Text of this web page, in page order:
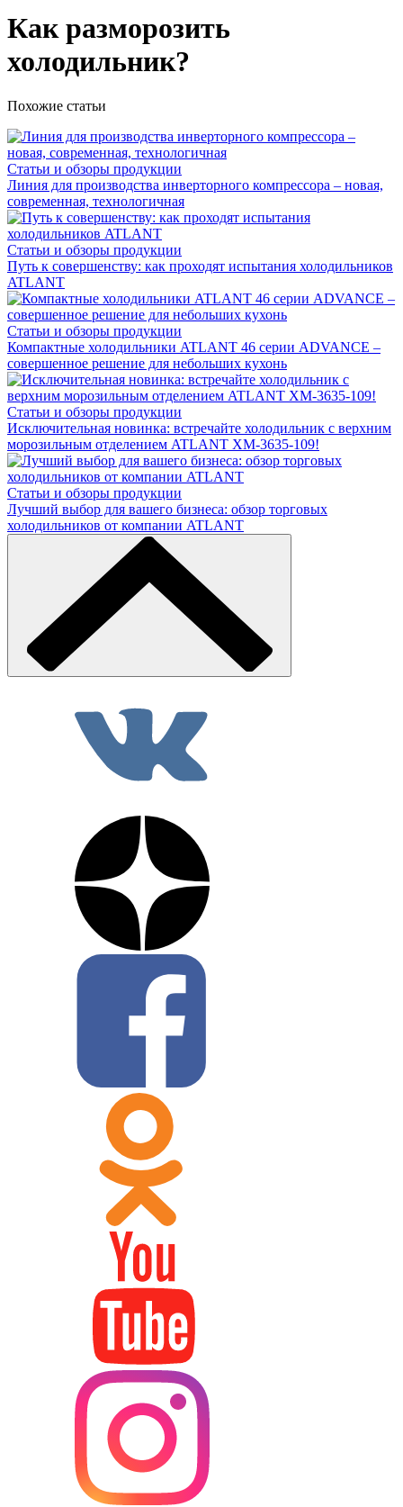
Как разморозить
холодильник?
Похожие статьи
Статьи и обзоры продукции
Линия для производства инверторного компрессора – новая,
современная, технологичная
Статьи и обзоры продукции
Путь к совершенству: как проходят испытания холодильников
ATLANT
Статьи и обзоры продукции
Компактные холодильники ATLANT 46 серии ADVANCE –
совершенное решение для небольших кухонь
Статьи и обзоры продукции
Исключительная новинка: встречайте холодильник с верхним
морозильным отделением ATLANT ХМ-3635-109!
Статьи и обзоры продукции
Лучший выбор для вашего бизнеса: обзор торговых
холодильников от компании ATLANT